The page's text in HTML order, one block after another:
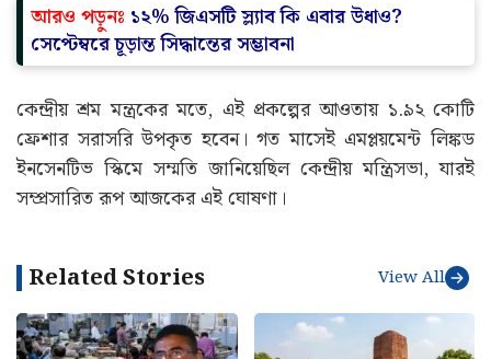
আরও পড়ুনঃ ১২% জিএসটি স্ল্যাব কি এবার উধাও?
সেপ্টেম্বরে চূড়ান্ত সিদ্ধান্তের সম্ভাবনা
কেন্দ্রীয় শ্রম মন্ত্রকের মতে, এই প্রকল্পের আওতায় ১.৯২ কোটি
ফ্রেশার সরাসরি উপকৃত হবেন। গত মাসেই এমপ্লয়মেন্ট লিঙ্কড
ইনসেনটিভ স্কিমে সম্মতি জানিয়েছিল কেন্দ্রীয় মন্ত্রিসভা, যারই
সম্প্রসারিত রূপ আজকের এই ঘোষণা।
Related Stories View All